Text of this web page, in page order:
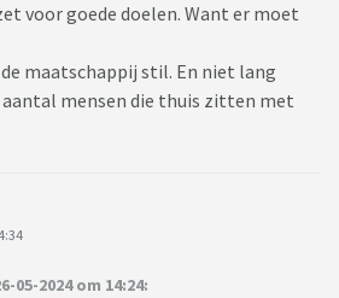
voor goede doelen. Want er moet
maatschappij stil. En niet lang
aantal mensen die thuis zitten met
05-2024 om 14:24: